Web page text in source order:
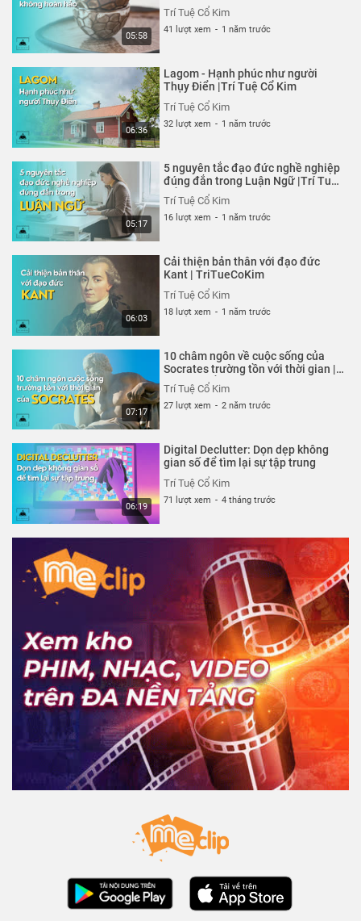
05:58
Trí Tuệ Cổ Kim
41 lượt xem - 1 năm trước
06:36
Lagom - Hạnh phúc như người
Thụy Điển |Trí Tuệ Cổ Kim
Trí Tuệ Cổ Kim
32 lượt xem - 1 năm trước
05:17
5 nguyên tắc đạo đức nghề nghiệp
đúng đắn trong Luận Ngữ |Trí Tuệ
Cổ Kim
Trí Tuệ Cổ Kim
16 lượt xem - 1 năm trước
06:03
Cải thiện bản thân với đạo đức
Kant | TriTueCoKim
Trí Tuệ Cổ Kim
18 lượt xem - 1 năm trước
07:17
10 châm ngôn về cuộc sống của
Socrates trường tồn với thời gian |
Trí Tuệ Cổ Kim
Trí Tuệ Cổ Kim
27 lượt xem - 2 năm trước
06:19
Digital Declutter: Dọn dẹp không
gian số để tìm lại sự tập trung
Trí Tuệ Cổ Kim
71 lượt xem - 4 tháng trước